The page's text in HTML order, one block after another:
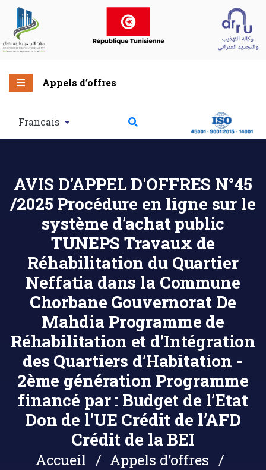
Appels d’offres
Francais
AVIS D'APPEL D'OFFRES N°45
/2025 Procédure en ligne sur le
système d’achat public
TUNEPS Travaux de
Réhabilitation du Quartier
Neffatia dans la Commune
Chorbane Gouvernorat De
Mahdia Programme de
Réhabilitation et d’Intégration
des Quartiers d’Habitation -
2ème génération Programme
financé par : Budget de l’Etat
Don de l’UE Crédit de l’AFD
Crédit de la BEI
Accueil
Appels d’offres